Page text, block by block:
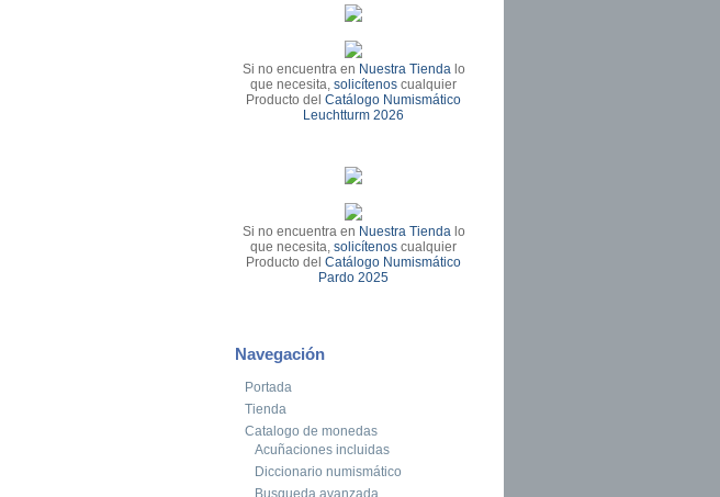
Si no encuentra en Nuestra Tienda lo
que necesita,solicítenos cualquier
Producto delCatálogo Numismático
Leuchtturm 2026
Si no encuentra en Nuestra Tienda lo
que necesita,solicítenos cualquier
Producto delCatálogo Numismático
Pardo 2025
Navegación
Portada
Tienda
Catalogo de monedas
Acuñaciones incluidas
Diccionario numismático